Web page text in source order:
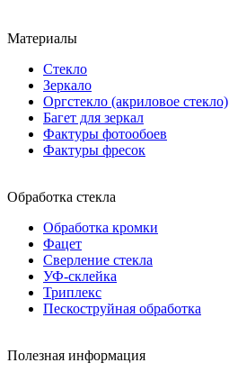
Материалы
Стекло
Зеркало
Оргстекло (акриловое стекло)
Багет для зеркал
Фактуры фотообоев
Фактуры фресок
Обработка стекла
Обработка кромки
Фацет
Сверление стекла
УФ-склейка
Триплекс
Пескоструйная обработка
Полезная информация